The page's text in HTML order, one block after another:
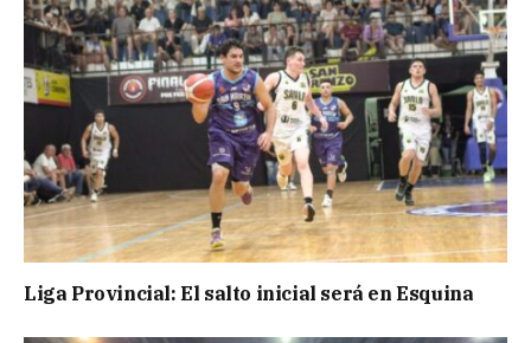
Liga Provincial: El salto inicial será en Esquina